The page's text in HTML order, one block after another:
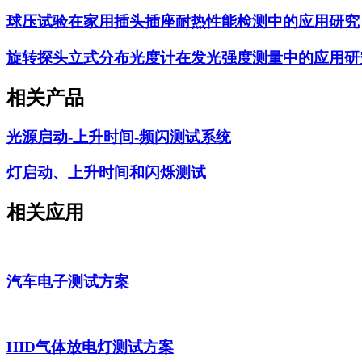
球压试验在家用插头插座耐热性能检测中的应用研究
旋转探头立式分布光度计在发光强度测量中的应用
相关产品
光源启动-上升时间-频闪测试系统
灯启动、上升时间和闪烁测试
相关应用
汽车电子测试方案
HID气体放电灯测试方案